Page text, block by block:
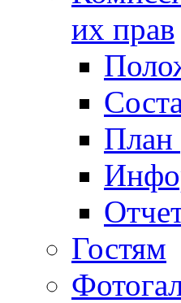
их прав
План
Гостям